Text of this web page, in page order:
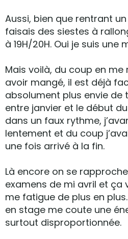
Aussi, bien que rentrant
faisais des siestes à
à 19H/20H. Oui je suis
Mais voilà, du coup en
avoir mangé, il est déjà
absolument plus envie de
entre janvier et le début
dans un faux rythme,
lentement et du coup
une fois arrivé à la fin.
Là encore on se
examens de mi avril et ça
me fatigue de plus en
en stage me coute une
surtout disproportionnée.